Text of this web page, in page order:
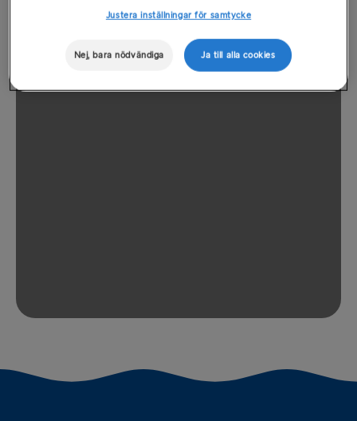
Justera inställningar för samtycke
Nej, bara nödvändiga Ja till alla cookies